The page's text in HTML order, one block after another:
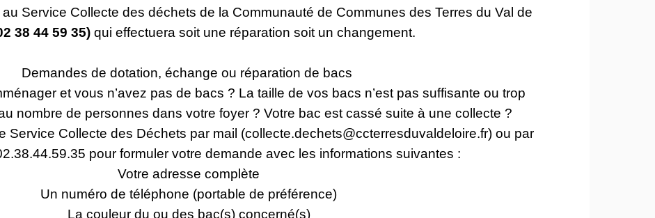
Service Collecte des déchets de la Communauté de Communes des Terres du Val de
38 44 59 35) qui effectuera soit une réparation soit un changement.
Demandes de dotation, échange ou réparation de bacs
et vous n’avez pas de bacs ? La taille de vos bacs n’est pas suffisante ou trop
nombre de personnes dans votre foyer ? Votre bac est cassé suite à une collecte ?
Service Collecte des Déchets par mail (collecte.dechets@ccterresduvaldeloire.fr) ou par
pour formuler votre demande avec les informations suivantes :
Votre adresse complète
Un numéro de téléphone (portable de préférence)
La couleur du ou des bac(s) concerné(s)